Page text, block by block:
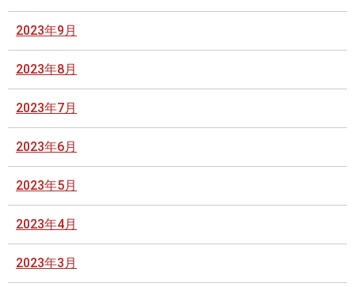
2023年9月
2023年8月
2023年7月
2023年6月
2023年5月
2023年4月
2023年3月